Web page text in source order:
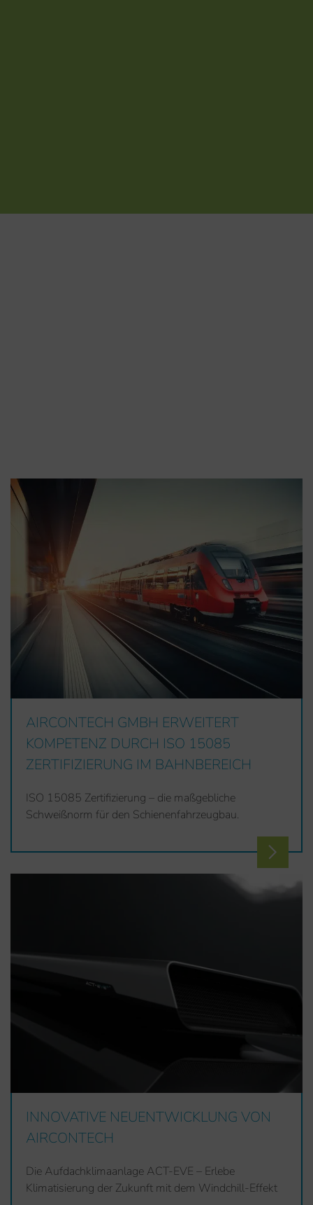
AIRCONTECH GMBH ERWEITERT
KOMPETENZ DURCH ISO 15085
ZERTIFIZIERUNG IM BAHNBEREICH
ISO 15085 Zertifizierung – die maßgebliche
Schweißnorm für den Schienenfahrzeugbau.
INNOVATIVE NEUENTWICKLUNG VON
AIRCONTECH
Die Aufdachklimaanlage ACT-EVE – Erlebe
Klimatisierung der Zukunft mit dem Windchill-Effekt